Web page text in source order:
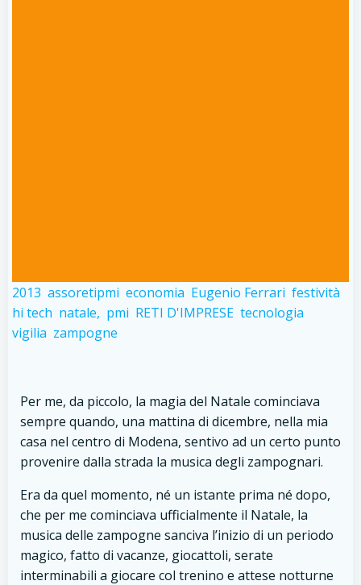
2013 assoretipmi economia Eugenio Ferrari festività
hi tech natale, pmi RETI D'IMPRESE tecnologia
vigilia zampogne
Per me, da piccolo, la magia del Natale cominciava
sempre quando, una mattina di dicembre, nella mia
casa nel centro di Modena, sentivo ad un certo punto
provenire dalla strada la musica degli zampognari.
Era da quel momento, né un istante prima né dopo,
che per me cominciava ufficialmente il Natale, la
musica delle zampogne sanciva l’inizio di un periodo
magico, fatto di vacanze, giocattoli, serate
interminabili a giocare col trenino e attese notturne